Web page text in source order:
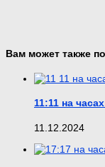
Вам может также
11:11 на
11.12.2024